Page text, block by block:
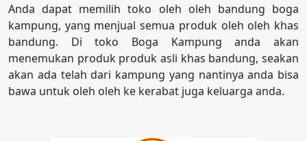
Anda dapat memilih toko oleh oleh bandung boga
kampung, yang menjual semua produk oleh oleh khas
bandung. Di toko Boga Kampung anda akan
menemukan produk produk asli khas bandung, seakan
akan ada telah dari kampung yang nantinya anda bisa
bawa untuk oleh oleh ke kerabat juga keluarga anda.